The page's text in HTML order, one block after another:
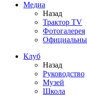
Медиа
Назад
Трактор TV
Фотогалерея
Клуб
Назад
Руководство
Музей
Школа